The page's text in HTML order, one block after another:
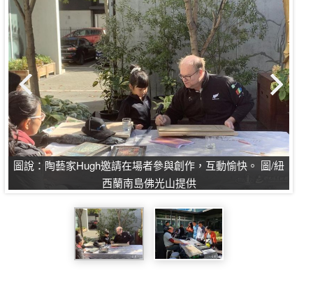
圖說：陶藝家Hugh邀請在場者參與創作，互動愉快。 圖/紐
西蘭南島佛光山提供